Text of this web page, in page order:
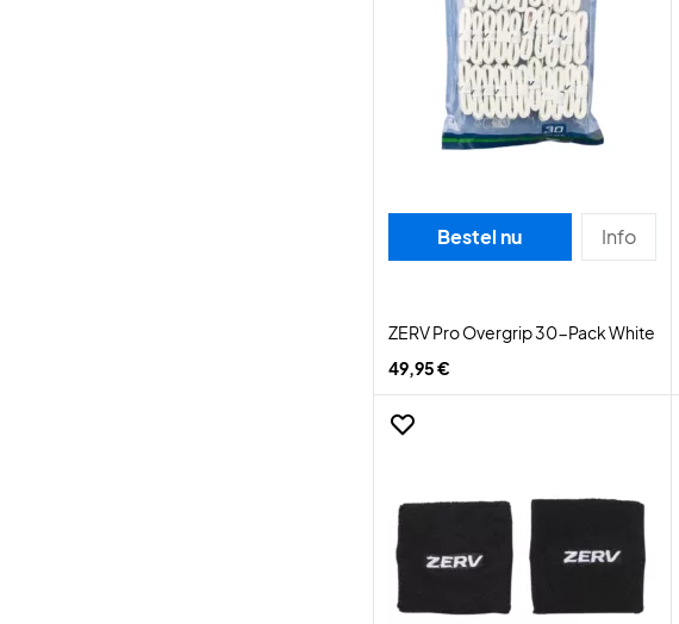
Bestel nu Info
ZERV Pro Overgrip 30-Pack White
49,95 €